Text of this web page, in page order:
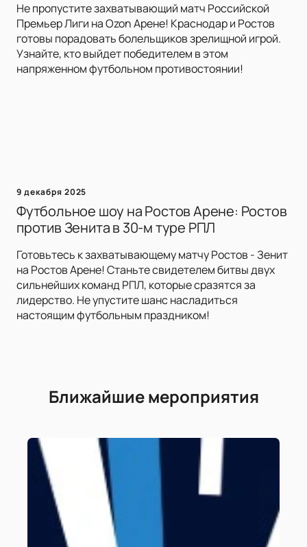
Не пропустите захватывающий матч Российской
Премьер Лиги на Ozon Арене! Краснодар и Ростов
готовы порадовать болельщиков зрелищной игрой.
Узнайте, кто выйдет победителем в этом
напряженном футбольном противостоянии!
9 декабря 2025
Футбольное шоу на Ростов Арене: Ростов
против Зенита в 30-м туре РПЛ
Готовьтесь к захватывающему матчу Ростов - Зенит
на Ростов Арене! Станьте свидетелем битвы двух
сильнейших команд РПЛ, которые сразятся за
лидерство. Не упустите шанс насладиться
настоящим футбольным праздником!
Ближайшие мероприятия